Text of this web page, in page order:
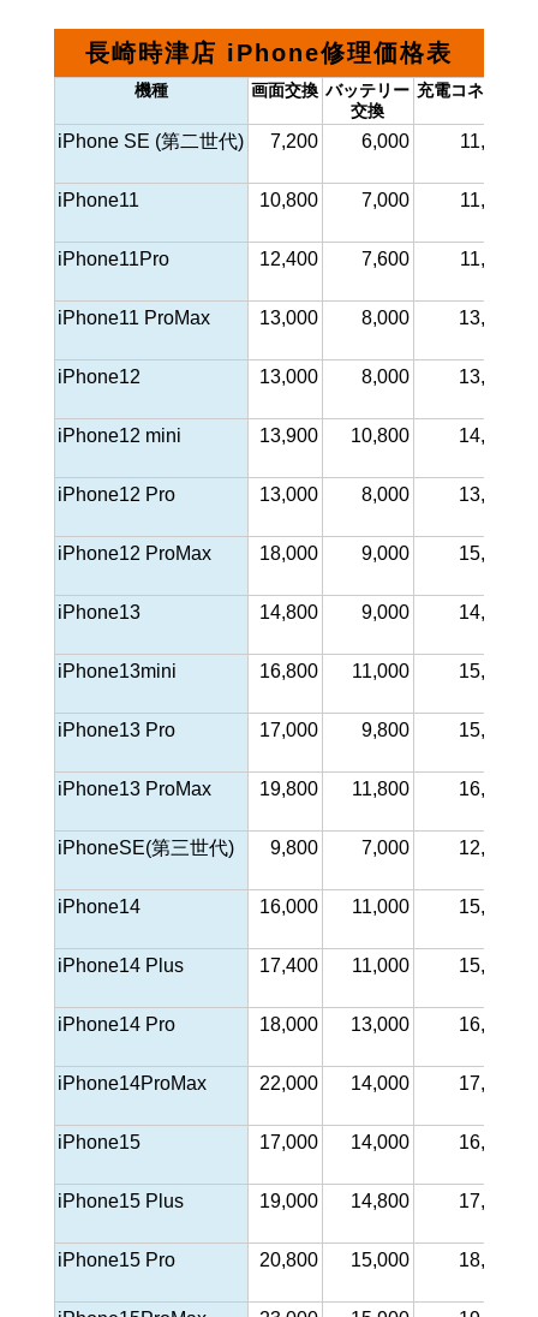
長崎時津店 iPhone修理価格表
機種 画面交換 バッテリー
交換
充電コネクタ
iPhone SE (第二世代) 7,200 6,000 11,000
iPhone11 10,800 7,000 11,000
iPhone11Pro 12,400 7,600 11,000
iPhone11 ProMax 13,000 8,000 13,000
iPhone12 13,000 8,000 13,000
iPhone12 mini 13,900 10,800 14,000
iPhone12 Pro 13,000 8,000 13,800
iPhone12 ProMax 18,000 9,000 15,000
iPhone13 14,800 9,000 14,500
iPhone13mini 16,800 11,000 15,000
iPhone13 Pro 17,000 9,800 15,000
iPhone13 ProMax 19,800 11,800 16,000
iPhoneSE(第三世代) 9,800 7,000 12,000
iPhone14 16,000 11,000 15,000
iPhone14 Plus 17,400 11,000 15,500
iPhone14 Pro 18,000 13,000 16,700
iPhone14ProMax 22,000 14,000 17,000
iPhone15 17,000 14,000 16,900
iPhone15 Plus 19,000 14,800 17,600
iPhone15 Pro 20,800 15,000 18,200